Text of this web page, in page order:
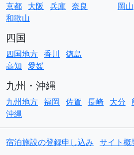
京都 大阪 兵庫 奈良
和歌山
岡山
四国
四国地方 香川
徳島
高知 愛媛
九州・沖縄
九州地方 福岡 佐賀 長崎 大分
沖縄
宿泊施設の登録申し込み サイト概